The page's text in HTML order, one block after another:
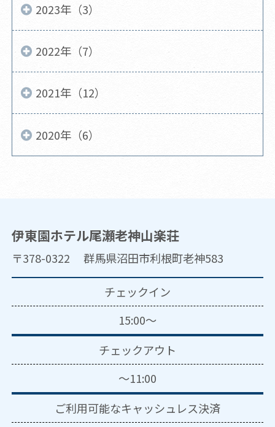
2023年（3）
2022年（7）
2021年（12）
2020年（6）
伊東園ホテル尾瀬老神山楽荘
〒378-0322 群馬県沼田市利根町老神583
チェックイン
15:00～
チェックアウト
～11:00
ご利用可能なキャッシュレス決済